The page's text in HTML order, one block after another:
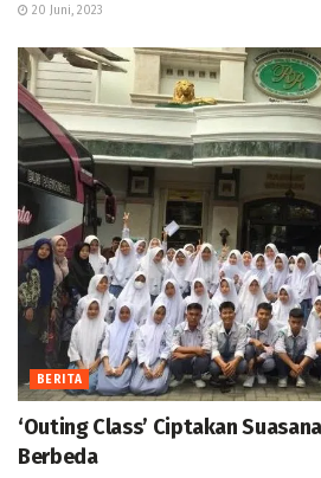
20 Juni, 2023
BERITA
‘Outing Class’ Ciptakan
Berbeda